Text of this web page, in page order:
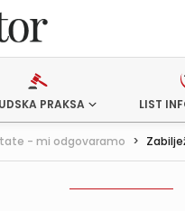
PRAKSA LIST
- mi odgovaramo >